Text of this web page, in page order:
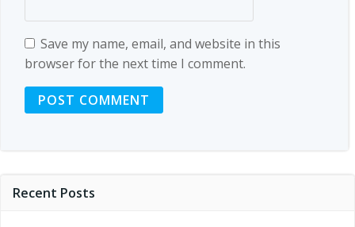
Save my name, email, and website in this
browser for the next time I comment.
Recent Posts